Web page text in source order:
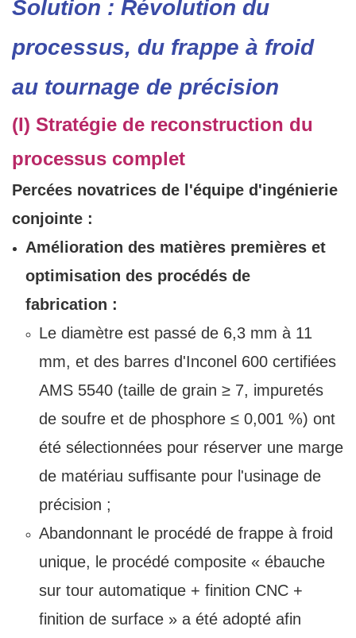
Solution : Révolution du
processus, du frappe à froid
au tournage de précision
(I) Stratégie de reconstruction du
processus complet
Percées novatrices de l'équipe d'ingénierie
conjointe :
Amélioration des matières premières et
optimisation des procédés de
fabrication :
Le diamètre est passé de 6,3 mm à 11
mm, et des barres d'Inconel 600 certifiées
AMS 5540 (taille de grain ≥ 7, impuretés
de soufre et de phosphore ≤ 0,001 %) ont
été sélectionnées pour réserver une marge
de matériau suffisante pour l'usinage de
précision ;
Abandonnant le procédé de frappe à froid
unique, le procédé composite « ébauche
sur tour automatique + finition CNC +
finition de surface » a été adopté afin